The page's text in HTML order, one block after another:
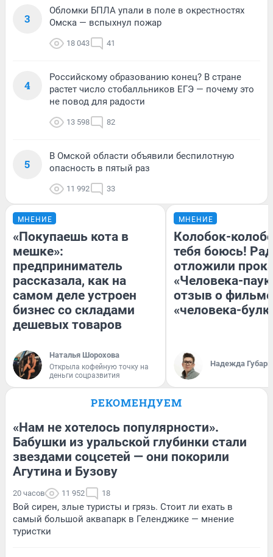
3
Обломки БПЛА упали в поле в окрестностях
Омска — вспыхнул пожар
18 043 41
4
Российскому образованию конец? В стране
растет число стобалльников ЕГЭ — почему это
не повод для радости
13 598 82
5
В Омской области объявили беспилотную
опасность в пятый раз
11 992 33
МНЕНИЕ
«Покупаешь кота в
мешке»:
предприниматель
рассказала, как на
самом деле устроен
бизнес со складами
дешевых товаров
Наталья Шорохова
Открыла кофейную точку на
деньги соцразвития
МНЕНИЕ
Колобок-
тебя боюсь!
отложили
«Человека-
отзыв о
«человека-
Надежда Губарь
РЕКОМЕНДУЕМ
«Нам не хотелось популярности».
Бабушки из уральской глубинки стали
звездами соцсетей — они покорили
Агутина и Бузову
20 часов 11 952 18
Вой сирен, злые туристы и грязь. Стоит ли ехать в
самый большой аквапарк в Геленджике — мнение
туристки